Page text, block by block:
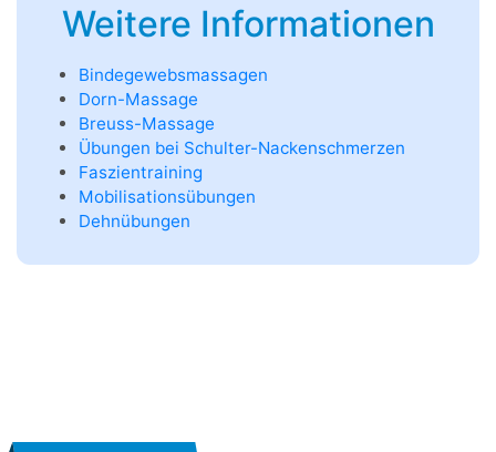
Weitere Informationen
Bindegewebsmassagen
Dorn-Massage
Breuss-Massage
Übungen bei Schulter-Nackenschmerzen
Faszientraining
Mobilisationsübungen
Dehnübungen